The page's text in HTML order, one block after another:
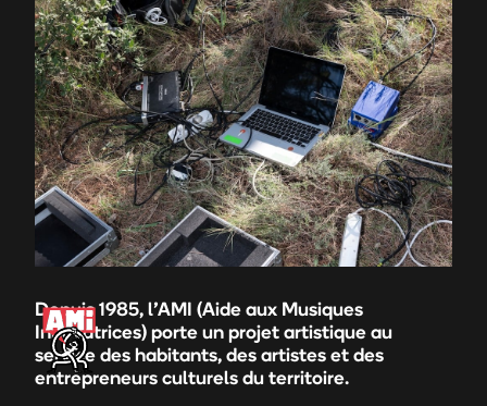
Depuis 1985, l’AMI (Aide aux Musiques
Innovatrices) porte un projet artistique au
service des habitants, des artistes et des
entrepreneurs culturels du territoire.